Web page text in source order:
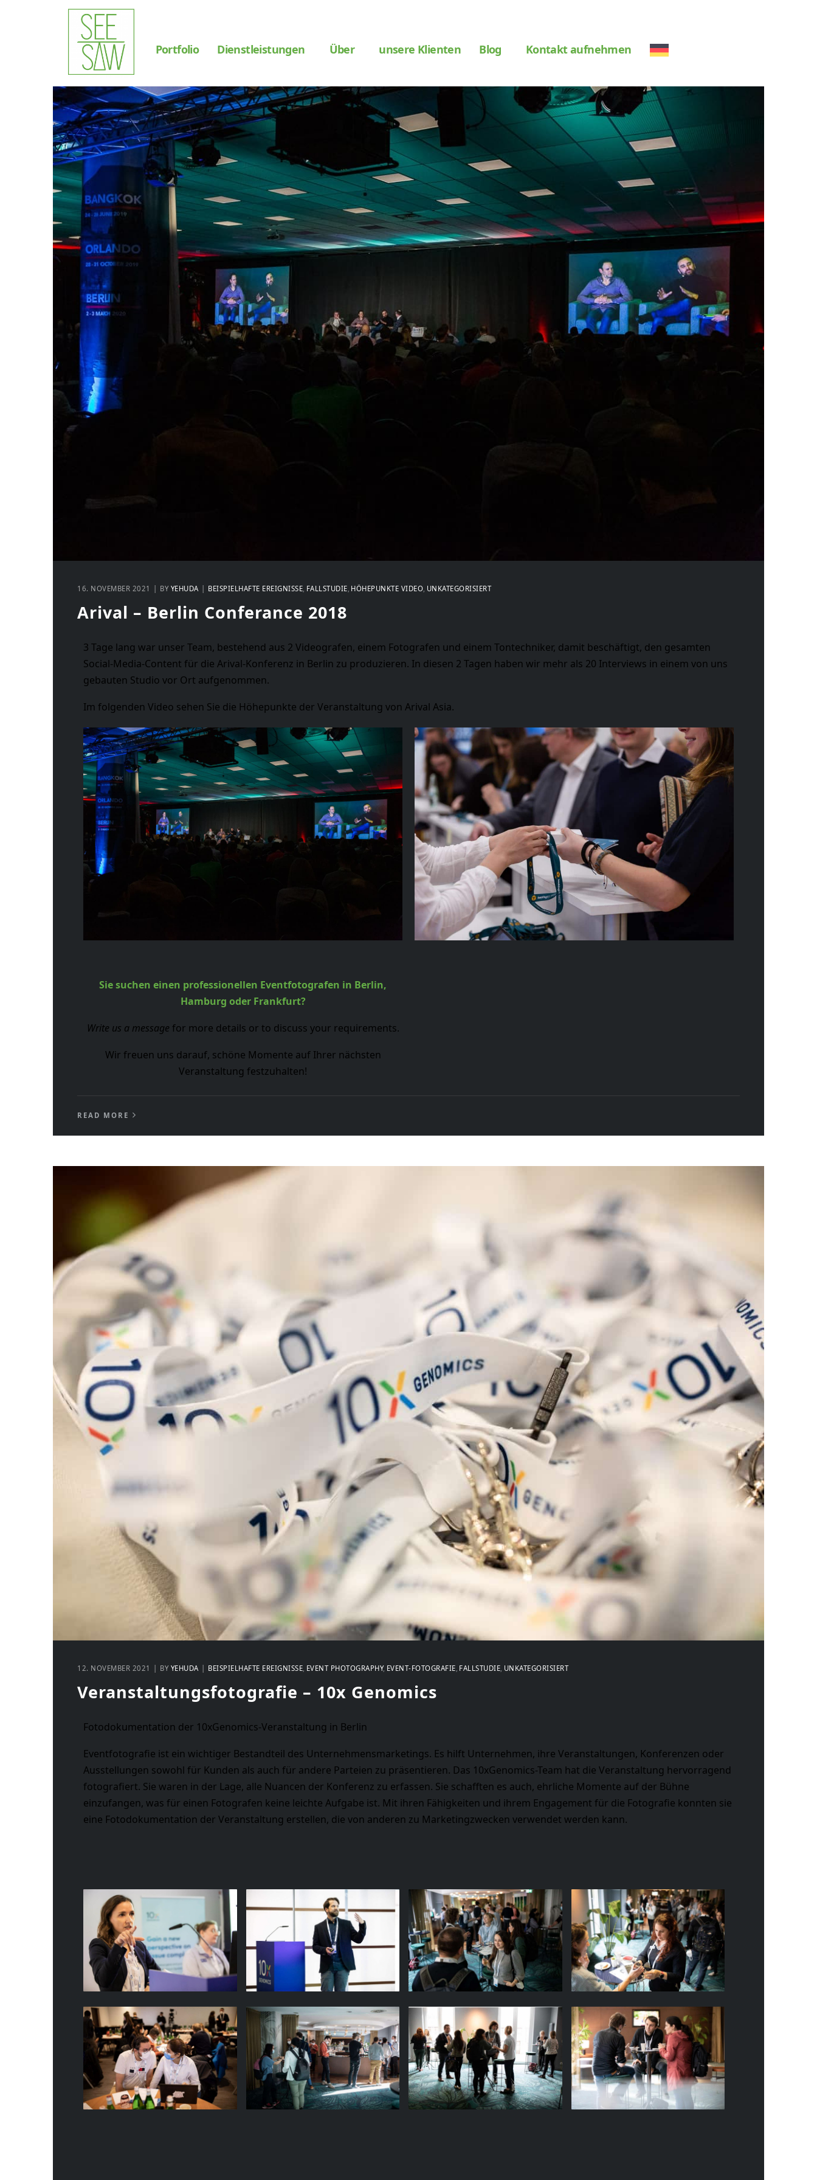
Portfolio Dienstleistungen Über unsere Klienten Blog Kontakt aufnehmen
16. NOVEMBER 2021 BY YEHUDA BEISPIELHAFTE EREIGNISSE FALLSTUDIE HÖHEPUNKTE VIDEO UNKATEGORISIERT
Arival – Berlin Conferance 2018
3 Tage lang war unser Team, bestehend aus 2 Videografen, einem Fotografen und einem Tontechniker, damit beschäftigt, den gesamten
Social-Media-Content für die Arival-Konferenz in Berlin zu produzieren. In diesen 2 Tagen haben wir mehr als 20 Interviews in einem von uns
gebauten Studio vor Ort aufgenommen.
Im folgenden Video sehen Sie die Höhepunkte der Veranstaltung von Arival Asia.
Sie suchen einen professionellen Eventfotografen in Berlin,
Hamburg oder Frankfurt?
Write us a message for more details or to discuss your requirements.
Wir freuen uns darauf, schöne Momente auf Ihrer nächsten
Veranstaltung festzuhalten!
READ MORE
12. NOVEMBER 2021 BY YEHUDA BEISPIELHAFTE EREIGNISSE EVENT PHOTOGRAPHY EVENT-FOTOGRAFIE FALLSTUDIE UNKATEGORISIERT
Veranstaltungsfotografie – 10x Genomics
Fotodokumentation der 10xGenomics-Veranstaltung in Berlin
Eventfotografie ist ein wichtiger Bestandteil des Unternehmensmarketings. Es hilft Unternehmen, ihre Veranstaltungen, Konferenzen oder
Ausstellungen sowohl für Kunden als auch für andere Parteien zu präsentieren. Das 10xGenomics-Team hat die Veranstaltung hervorragend
fotografiert. Sie waren in der Lage, alle Nuancen der Konferenz zu erfassen. Sie schafften es auch, ehrliche Momente auf der Bühne
einzufangen, was für einen Fotografen keine leichte Aufgabe ist. Mit ihren Fähigkeiten und ihrem Engagement für die Fotografie konnten sie
eine Fotodokumentation der Veranstaltung erstellen, die von anderen zu Marketingzwecken verwendet werden kann.